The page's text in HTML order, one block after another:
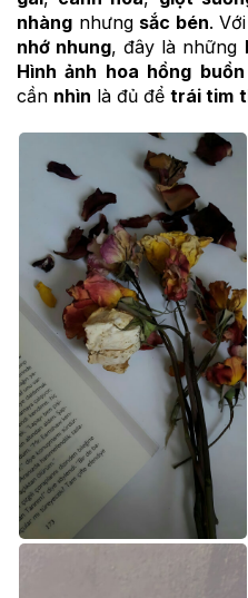
nhàng nhưng sắc bén. Với
nhớ nhung, đây là những
Hình ảnh hoa hồng buồn
cần nhìn là đủ để trái tim